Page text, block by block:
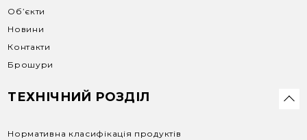
Об’єкти
Новини
Контакти
Брошури
ТЕХНІЧНИЙ РОЗДІЛ
Нормативна класифікація продуктів